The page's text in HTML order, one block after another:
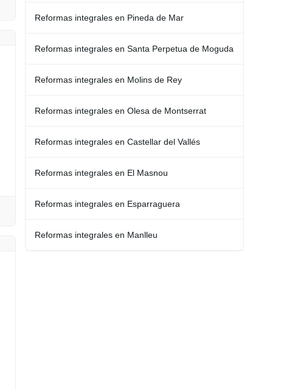
Reformas integrales en Pineda de Mar
Reformas integrales en Santa Perpetua de Moguda
Reformas integrales en Molins de Rey
Reformas integrales en Olesa de Montserrat
Reformas integrales en Castellar del Vallés
Reformas integrales en El Masnou
Reformas integrales en Esparraguera
Reformas integrales en Manlleu